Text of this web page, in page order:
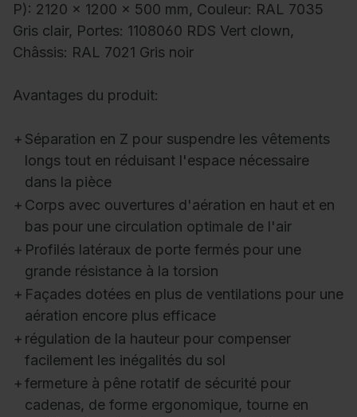
P): 2120 x 1200 x 500 mm, Couleur: RAL 7035
Gris clair, Portes: 1108060 RDS Vert clown,
Châssis: RAL 7021 Gris noir
Avantages du produit:
+ Séparation en Z pour suspendre les vêtements
longs tout en réduisant l'espace nécessaire
dans la pièce
+ Corps avec ouvertures d'aération en haut et en
bas pour une circulation optimale de l'air
+ Profilés latéraux de porte fermés pour une
grande résistance à la torsion
+ Façades dotées en plus de ventilations pour une
aération encore plus efficace
+ régulation de la hauteur pour compenser
facilement les inégalités du sol
+fermeture à pêne rotatif de sécurité pour
cadenas, de forme ergonomique, tourne en